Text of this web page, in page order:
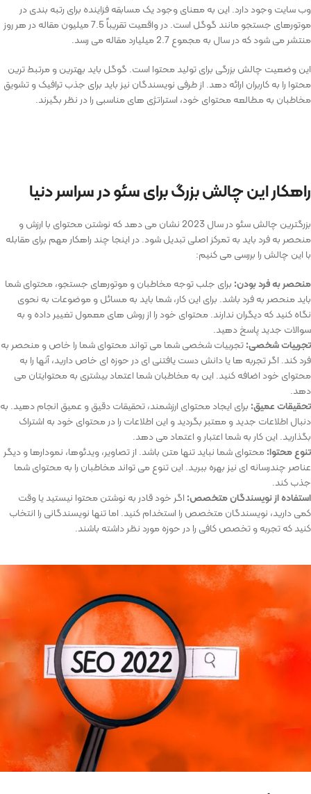
وب‌ سایت وجود دارد. این به معنای وجود یک مسابقه فزاینده برای رتبه ‌بندی در
موتورهای جستجو مانند گوگل است. در واقعیت تقریباً 7.5 میلیون مقاله در هر روز
منتشر می‌ شود که در سال به مجموع 2.7 میلیارد مقاله می ‌رسد.
این وضعیت چالش بزرگی برای تولید محتوا است. گوگل باید بهترین و مرتبط ‌ترین
محتوا را به کاربران ارائه دهد. از طرفی نویسندگان نیز باید برای جذب ترافیک و تشویق
مخاطبان به مطالعه محتوای خود، استراتژی ‌های مناسبی را در نظر بگیرند.
راهکار این چالش بزرگ برای سئو در سراسر دنیا
بزرگترین چالش سئو در سال 2023 نشان می ‌دهد که نوشتن محتوای با ارزش و
منحصر به فرد باید به تمرکز اصلی تبدیل شود. در اینجا چند راهکار مهم برای مقابله
با این چالش را بررسی می کنیم:
منحصر به فرد بودن: برای جلب توجه مخاطبان و موتورهای جستجو، محتوای شما
باید منحصر به فرد باشد. برای این کار، شما باید به مسائل و موضوعات به نحوی
نگاه کنید که دیگران ندارند. محتوای خود را از روش ‌های معمول تغییر داده و به
سوالات جدید پاسخ دهید.
تجربیات شخصی:تجربیات شخصی شما می ‌تواند محتوای شما را خاص و منحصر به
فرد کند. اگر تجربه ‌ها یا دانش دست ‌یافتنی ‌ای در حوزه ‌ای خاص دارید، آنها را به
محتوای خود اضافه کنید. این به مخاطبان شما اعتماد بیشتری به محتوایتان می
‌دهد.
تحقیقات عمیق: برای ایجاد محتوای ارزشمند، تحقیقات دقیق و عمیق انجام دهید. به
دنبال اطلاعات جدید و معتبر بگردید و این اطلاعات را در محتوای خود به اشتراک
بگذارید. این کار به شما اعتبار و اعتماد می ‌دهد.
تنوع محتوا:محتوای شما نباید تنها متن باشد. از تصاویر، ویدئوها، نمودارها و دیگر
عناصر چندرسانه ‌ای نیز بهره ببرید. این تنوع می ‌تواند مخاطبان را به محتوای شما
جذب کند.
استفاده از نویسندگان متخصص: اگر خود قادر به نوشتن محتوا نیستید یا وقت
کمی دارید، نویسندگان متخصص را استخدام کنید. اما تنها نویسندگانی را انتخاب
کنید که تجربه و تخصص کافی را در حوزه مورد نظر داشته باشند.